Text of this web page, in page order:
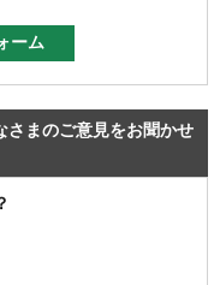
さまのご意見をお聞かせ